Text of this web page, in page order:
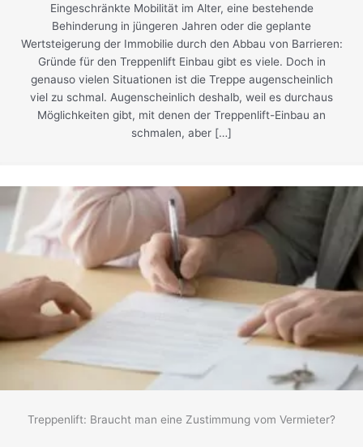
Eingeschränkte Mobilität im Alter, eine bestehende
Behinderung in jüngeren Jahren oder die geplante
Wertsteigerung der Immobilie durch den Abbau von Barrieren:
Gründe für den Treppenlift Einbau gibt es viele. Doch in
genauso vielen Situationen ist die Treppe augenscheinlich
viel zu schmal. Augenscheinlich deshalb, weil es durchaus
Möglichkeiten gibt, mit denen der Treppenlift-Einbau an
schmalen, aber […]
Treppenlift: Braucht man eine Zustimmung vom Vermieter?